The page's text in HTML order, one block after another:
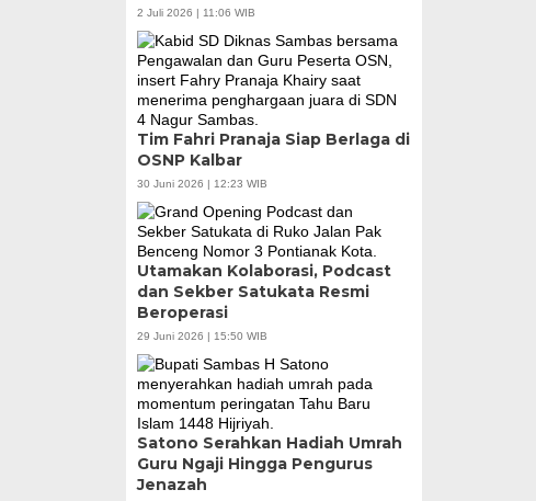
2 Juli 2026 | 11:06 WIB
Tim Fahri Pranaja Siap Berlaga di
OSNP Kalbar
30 Juni 2026 | 12:23 WIB
Utamakan Kolaborasi, Podcast
dan Sekber Satukata Resmi
Beroperasi
29 Juni 2026 | 15:50 WIB
Satono Serahkan Hadiah Umrah
Guru Ngaji Hingga Pengurus
Jenazah